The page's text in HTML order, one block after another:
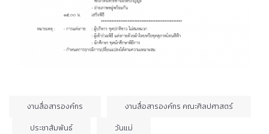
งานสื่อสารองค์กร
งานสื่อสารองค์กร คณะศิลปศาสตร์
ประชาสัมพันธ์
วันแม่